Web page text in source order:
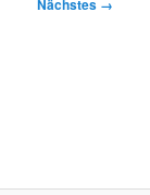
Nächstes →